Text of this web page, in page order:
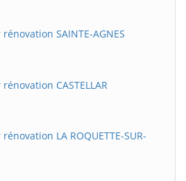
SAINTE-AGNES
CASTELLAR
LA ROQUETTE-SUR-